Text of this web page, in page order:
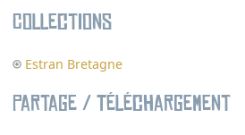
Collections
Estran Bretagne
Partage / Téléchargement